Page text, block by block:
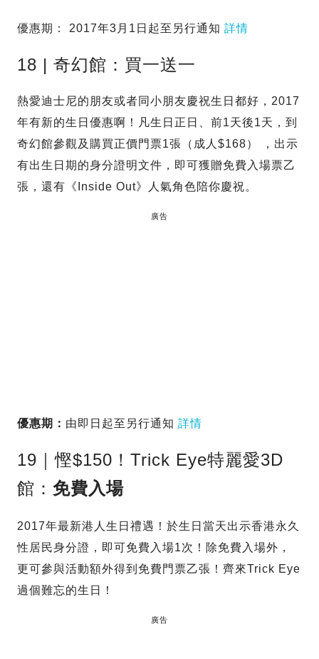
優惠期： 2017年3月1日起至另行通知 詳情
18 | 奇幻館：買一送一
熱愛迪士尼的朋友或者同小朋友慶祝生日都好，2017
年有新的生日優惠啊！凡生日正日、前1天後1天，到
奇幻館參觀及購買正價門票1張（成人$168） ，出示
有出生日期的身分證明文件，即可獲贈免費入場票乙
張，還有《Inside Out》人氣角色陪你慶祝。
廣告
優惠期： 由即日起至另行通知 詳情
19｜慳$150！Trick Eye特麗愛3D
館： 免費入場
2017年最新港人生日禮遇！於生日當天出示香港永久
性居民身分證，即可免費入場1次！除免費入場外，
更可參與活動額外得到免費門票乙張！齊來Trick Eye
過個難忘的生日！
廣告